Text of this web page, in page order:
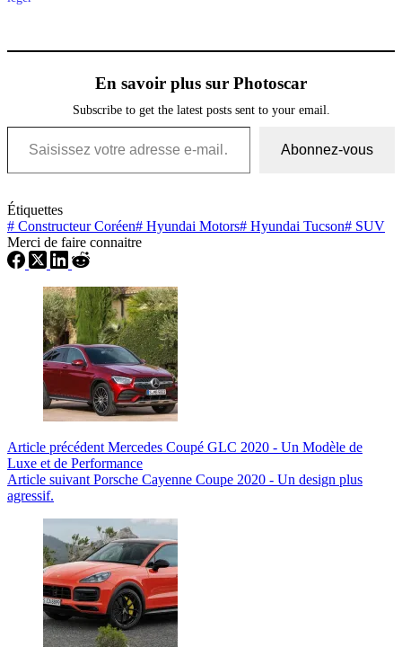
En savoir plus sur Photoscar
Subscribe to get the latest posts sent to your email.
Saisissez votre adresse e-mail…
Abonnez-vous
Étiquettes
# Constructeur Coréen# Hyundai Motors# Hyundai Tucson# SUV
Merci de faire connaitre
Article précédent Mercedes Coupé GLC 2020 - Un Modèle de
Luxe et de Performance
Article suivant Porsche Cayenne Coupe 2020 - Un design plus
agressif.